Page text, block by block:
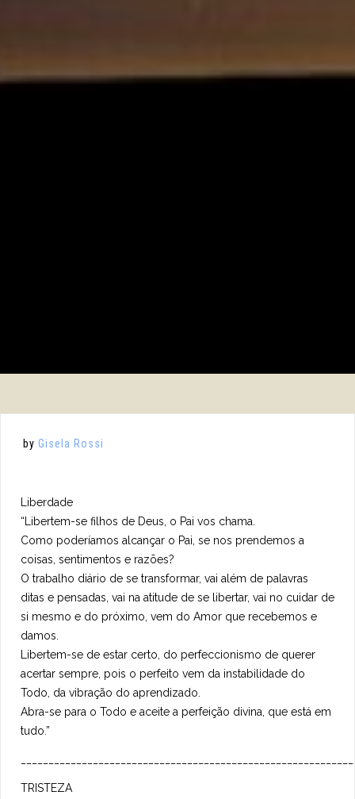
by Gisela Rossi
Liberdade
“Libertem-se filhos de Deus, o Pai vos chama.
Como poderíamos alcançar o Pai, se nos prendemos a
coisas, sentimentos e razões?
O trabalho diário de se transformar, vai além de palavras
ditas e pensadas, vai na atitude de se libertar, vai no cuidar de
si mesmo e do próximo, vem do Amor que recebemos e
damos.
Libertem-se de estar certo, do perfeccionismo de querer
acertar sempre, pois o perfeito vem da instabilidade do
Todo, da vibração do aprendizado.
Abra-se para o Todo e aceite a perfeição divina, que está em
tudo.”
TRISTEZA